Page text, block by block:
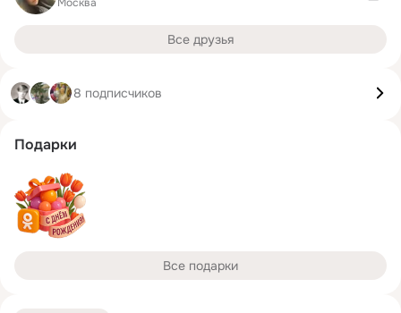
Все друзья
8 подписчиков
Подарки
Все подарки